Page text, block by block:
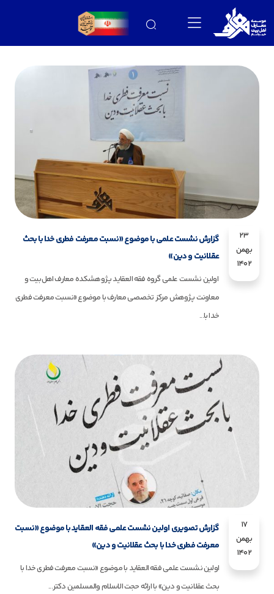
23
بهمن
1402
گزارش نشست علمی با موضوع «نسبت معرفت فطری خدا با بحث
عقلانیت و دین»
اولین نشست علمی گروه فقه العقاید پژوهشکده معارف اهل‌بیت و
معاونت پژوهش مرکز تخصصی معارف با موضوع «نسبت معرفت فطری
خدا با...
17
بهمن
1402
گزارش تصویری اولین نشست علمی فقه العقاید با موضوع «نسبت
معرفت فطری خدا با بحث عقلانیت و دین»
اولین نشست علمی فقه العقاید با موضوع «نسبت معرفت فطری خدا با
بحث عقلانیت و دین» با ارائه حجت الاسلام‌ والمسلمین دکتر...